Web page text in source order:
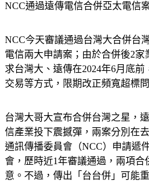
NCC通過遠傳電信合併亞太電信
NCC今天審議通過台灣大合併台
電信兩大申請案；由於合併後2
求台灣大、遠傳在2024年6月底
交易等方式，限期改正頻寬超標問
台灣大哥大宣布合併台灣之星，
信產業投下震撼彈，兩案分別在
通訊傳播委員會（NCC）申請遞
會，歷時近1年審議通過，兩項合
意。不過，傳出「台台併」可能